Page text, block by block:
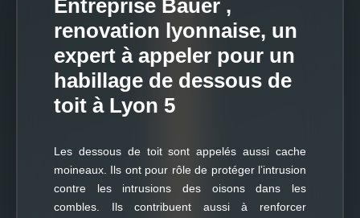
Entreprise Bauer ,
renovation lyonnaise, un
expert à appeler pour un
habillage de dessous de
toit à Lyon 5
Les dessous de toit sont appelés aussi cache
moineaux. Ils ont pour rôle de protéger l’intrusion
contre les intrusions des oisons dans les
combles. Ils contribuent aussi à renforcer